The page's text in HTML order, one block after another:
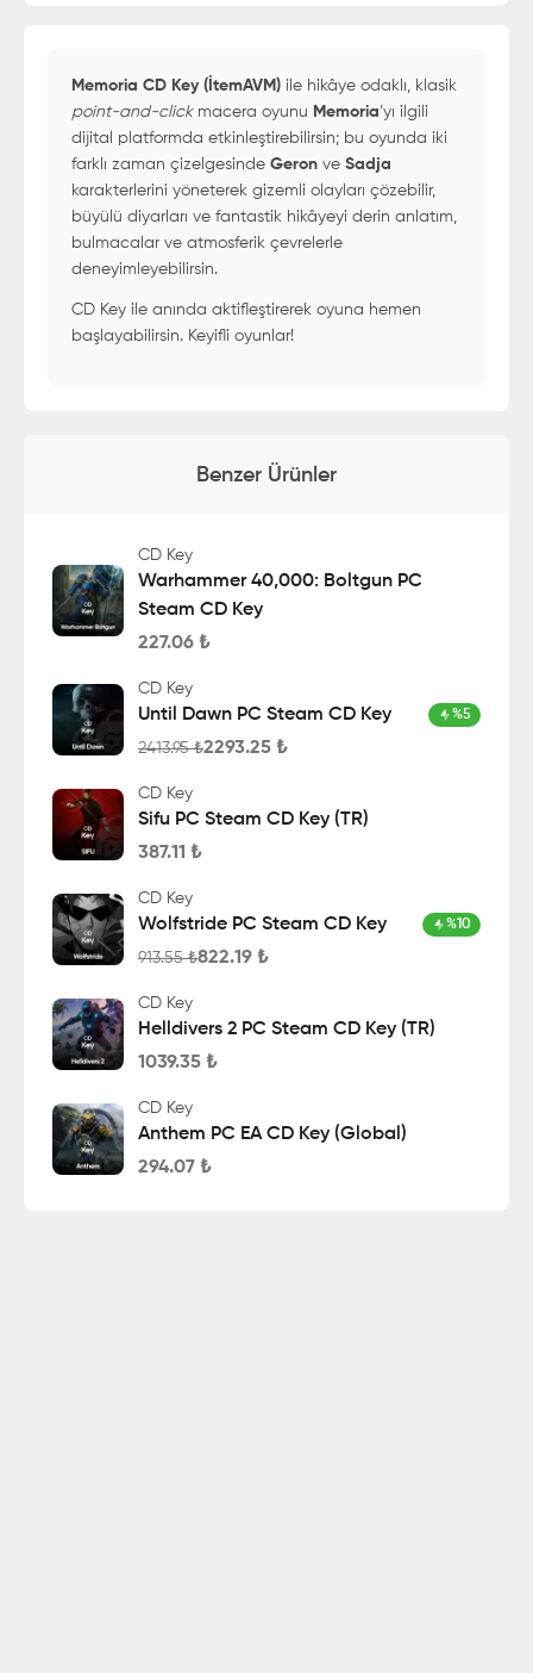
Memoria CD Key (İtemAVM) ile hikâye odaklı, klasik
point-and-clickmacera oyunu Memoria’yı ilgili
dijital platformda etkinleştirebilirsin; bu oyunda iki
farklı zaman çizelgesinde Geron ve Sadja
karakterlerini yöneterek gizemli olayları çözebilir,
büyülü diyarları ve fantastik hikâyeyi derin anlatım,
bulmacalar ve atmosferik çevrelerle
deneyimleyebilirsin.
CD Key ile anında aktifleştirerek oyuna hemen
başlayabilirsin. Keyifli oyunlar!
Benzer Ürünler
CD Key
Warhammer 40,000: Boltgun PC
Steam CD Key
227.06 ₺
CD Key
Until Dawn PC Steam CD Key %5
2413.95₺2293.25 ₺
CD Key
Sifu PC Steam CD Key (TR)
387.11 ₺
CD Key
Wolfstride PC Steam CD Key %10
913.55₺822.19 ₺
CD Key
Helldivers 2 PC Steam CD Key (TR)
1039.35 ₺
CD Key
Anthem PC EA CD Key (Global)
294.07 ₺